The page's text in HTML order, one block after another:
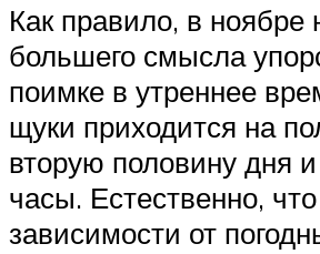
Как правило, в ноябре
большего смысла
поимке в утреннее
щуки приходится на
вторую половину дня
часы. Естественно,
зависимости от